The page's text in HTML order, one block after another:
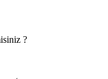
?